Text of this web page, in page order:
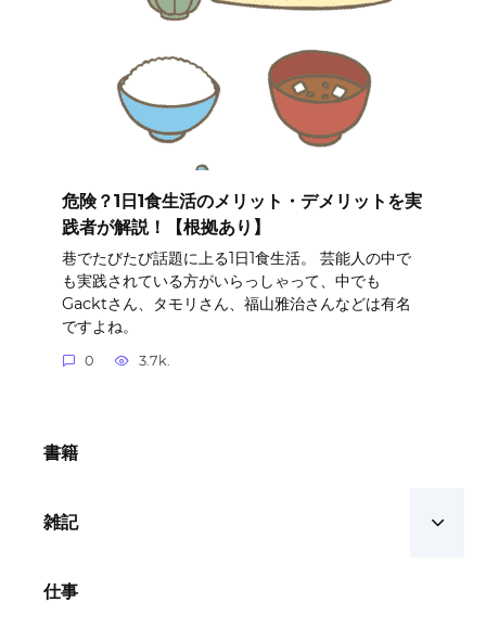
危険？1日1食生活のメリット・デメリットを実
践者が解説！【根拠あり】
巷でたびたび話題に上る1日1食生活。 芸能人の中で
も実践されている方がいらっしゃって、中でも
Gacktさん、タモリさん、福山雅治さんなどは有名
ですよね。
0 3.7k.
書籍
雑記
仕事